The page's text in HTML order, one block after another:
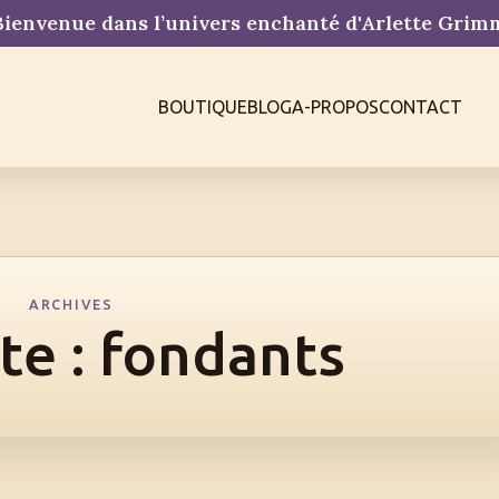
dans l’univers enchanté d'Arlette
BOUTIQUEBLOGA-PROPOSCONTACT
ARCHIVES
: fondants